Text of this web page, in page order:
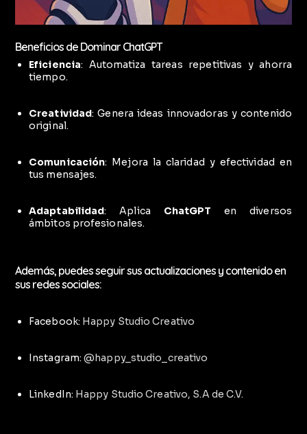
Beneficios de Dominar ChatGPT
Eficiencia: Automatiza tareas repetitivas y ahorra
tiempo.
Creatividad: Genera ideas innovadoras y contenido
original.
Comunicación: Mejora la claridad y efectividad en
tus mensajes.
Adaptabilidad: Aplica ChatGPT en diversos
ámbitos profesionales.
Además, puedes seguir sus actualizaciones y contenido en
sus redes sociales:
Facebook: Happy Studio Creativo
Instagram:@happy_studio_creativo
LinkedIn: Happy Studio Creativo, S.A de C.V.